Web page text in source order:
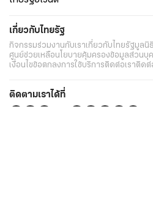
เกี่ยวกับไทยรัฐ
กิจกรรมร่วมงานกับเราเกี่ยวกับไทยรัฐมูลนิ
ศูนย์ช่วยเหลือนโยบายคุ้มครองข้อมูลส่วนบุ
เงื่อนไขข้อตกลงการใช้บริการติดต่อเราติดต่
ติดตามเราได้ที่